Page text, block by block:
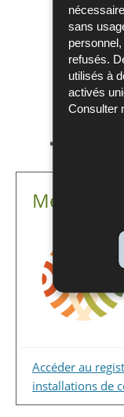
sans
refusés.
utilisés à
activés
Consulter
Medium
Accéder au
installations de